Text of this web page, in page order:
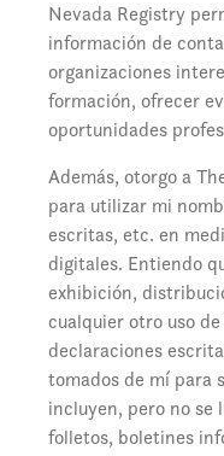
Nevada Registry
información de
organizaciones
formación, ofrecer
oportunidades
Además, otorgo a
para utilizar mi
escritas, etc. en
digitales. Entiendo
exhibición,
cualquier otro uso
declaraciones
tomados de mí para
incluyen, pero no se
folletos, boletines